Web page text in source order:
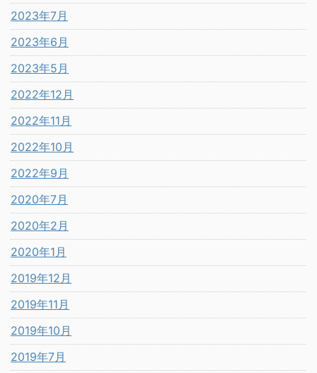
2023年7月
2023年6月
2023年5月
2022年12月
2022年11月
2022年10月
2022年9月
2020年7月
2020年2月
2020年1月
2019年12月
2019年11月
2019年10月
2019年7月